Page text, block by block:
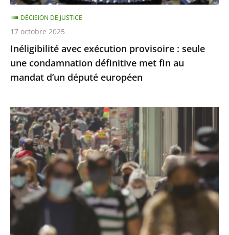
met
fin
au
mandat
d’un
député
Inéligibilité avec exécution provisoire : seule
une condamnation définitive met fin au
mandat d’un député européen
DÉCISION DE JUSTICE
17 octobre 2025
Covid-
19
:
l’État
a
respecté
ses
obligations
légales